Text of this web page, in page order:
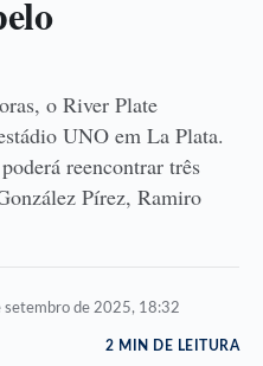
o River Plate
UNO em La Plata.
reencontrar três
Pírez, Ramiro
setembro de 2025, 18:32
2 MIN DE LEITURA